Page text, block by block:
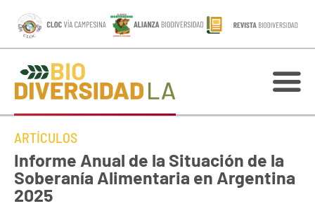
ARTÍCULOS
Informe Anual de la Situación de la
Soberanía Alimentaria en Argentina
2025